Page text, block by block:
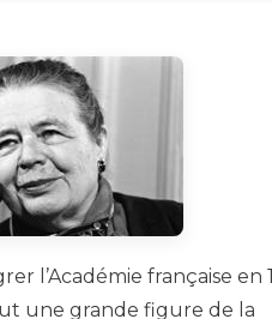
l’Académie française en
une grande figure de la